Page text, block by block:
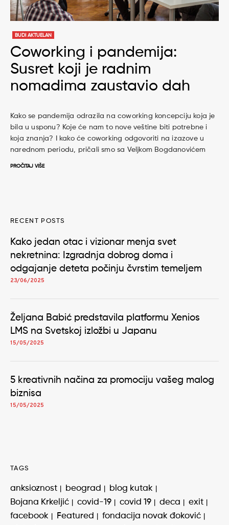
BUDI AKTUELAN
Coworking i pandemija:
Susret koji je radnim
nomadima zaustavio dah
Kako se pandemija odrazila na coworking koncepciju koja je
bila u usponu? Koje će nam to nove veštine biti potrebne i
koja znanja? I kako će coworking odgovoriti na izazove u
narednom periodu, pričali smo sa Veljkom Bogdanovićem
PROČITAJ VIŠE
RECENT POSTS
Kako jedan otac i vizionar menja svet
nekretnina: Izgradnja dobrog doma i
odgajanje deteta počinju čvrstim temeljem
23/06/2025
Željana Babić predstavila platformu Xenios
LMS na Svetskoj izložbi u Japanu
15/05/2025
5 kreativnih načina za promociju vašeg malog
biznisa
15/05/2025
TAGS
anksioznost beograd
blog kutak
Bojana Krkeljić
covid-19 covid 19 deca
exit
facebook
Featured
fondacija novak đoković